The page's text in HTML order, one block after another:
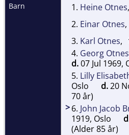
Barn 1. Heine Otnes
2. Einar Otnes,
3. Karl Otnes,
4. Georg Otnes
d.07 Jul 1969,
5. Lilly
Oslo
d.20
70 år)
>6. John Jacob
1919, Oslo
(Alder 85 år)